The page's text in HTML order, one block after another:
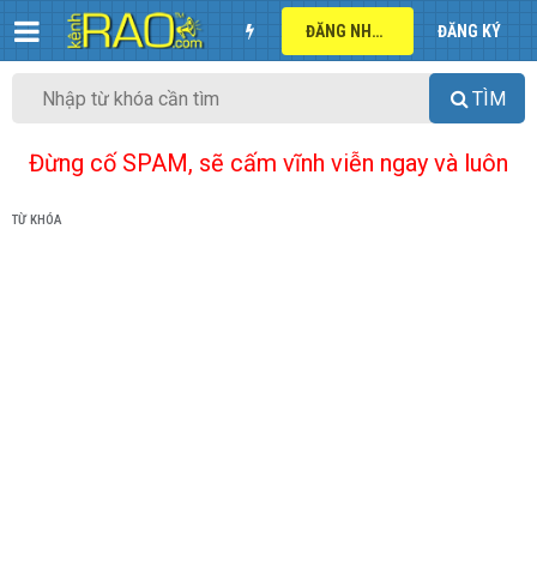
ĐĂNG NHẬP ĐĂNG KÝ
TÌM
Đừng cố SPAM, sẽ cấm vĩnh viễn ngay và luôn
TỪ KHÓA